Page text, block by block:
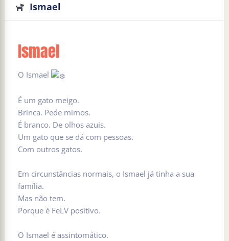
Ismael
Ismael
O Ismael
É um gato meigo.
Brinca. Pede mimos.
É branco. De olhos azuis.
Um gato que se dá com pessoas.
Com outros gatos.
Em circunstâncias normais, o Ismael já tinha a sua
família.
Mas não tem.
Porque é FeLV positivo.
O Ismael é assintomático.